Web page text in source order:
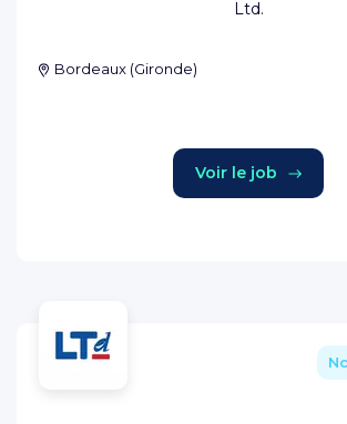
Ltd.
Bordeaux (Gironde)
Voir le job